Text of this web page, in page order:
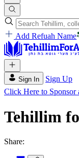
Add Refuah Name
Sign In
Sign Up
Click Here to Sponsor
Tehillim
Share: